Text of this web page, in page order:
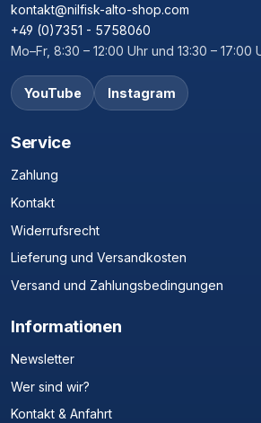
kontakt@nilfisk-alto-shop.com
+49 (0)7351 - 5758060
Mo–Fr, 8:30 – 12:00 Uhr und 13:30 – 17:00
YouTube Instagram
Service
Zahlung
Kontakt
Widerrufsrecht
Lieferung und Versandkosten
Versand und Zahlungsbedingungen
Informationen
Newsletter
Wer sind wir?
Kontakt & Anfahrt